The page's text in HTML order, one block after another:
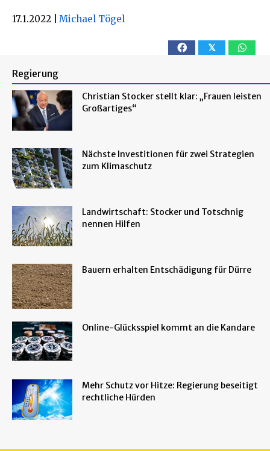
17.1.2022 Michael Tögel
𝕏
Regierung
Christian Stocker stellt klar: „Frauen leisten
Großartiges“
Nächste Investitionen für zwei Strategien
zum Klimaschutz
Landwirtschaft: Stocker und Totschnig
nennen Hilfen
Bauern erhalten Entschädigung für Dürre
Online-Glücksspiel kommt an die Kandare
Mehr Schutz vor Hitze: Regierung beseitigt
rechtliche Hürden